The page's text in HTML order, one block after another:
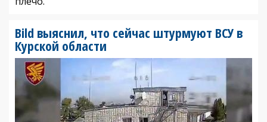
Bild выяснил, что сейчас штурмуют ВСУ в
Курской области